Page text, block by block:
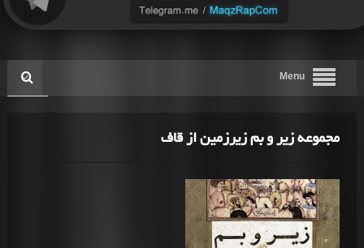
Menu
مجموعه زیر و بم زیرزمین از قاف